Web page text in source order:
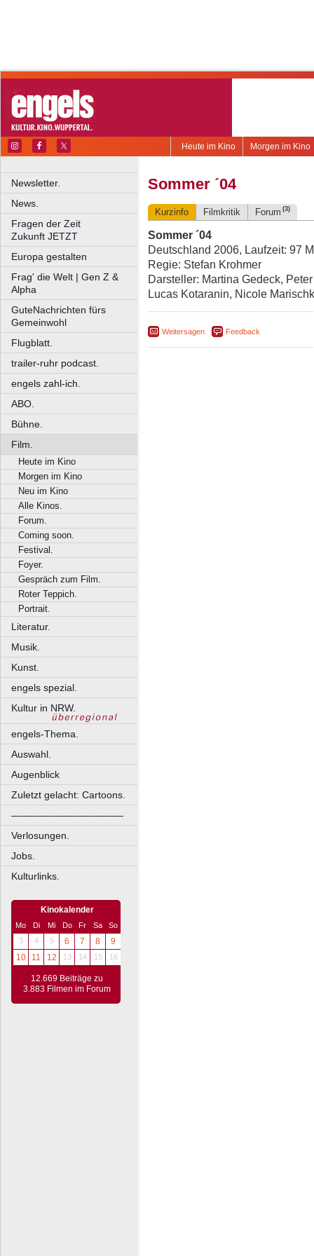
Morgen im Kino
Heute im Kino
Newsletter.
News.
Fragen der Zeit
Zukunft JETZT
Europa gestalten
Frag' die Welt | Gen Z &
Alpha
GuteNachrichten fürs
Gemeinwohl
Flugblatt.
trailer-ruhr podcast.
engels zahl-ich.
ABO.
Bühne.
Film.
Heute im Kino
Morgen im Kino
Neu im Kino
Alle Kinos.
Forum.
Coming soon.
Festival.
Foyer.
Gespräch zum Film.
Roter Teppich.
Portrait.
Literatur.
Musik.
Kunst.
engels spezial.
Kultur in NRW.
engels-Thema.
Auswahl.
Augenblick
Zuletzt gelacht: Cartoons.
––––––––––––––––––––
Verlosungen.
Jobs.
Kulturlinks.
Kinokalender
Mo Di Mi Do Fr Sa
So
3
4 5 6 7 8
9
10
11 12 13 14 15 16
12.669 Beiträge zu
3.883 Filmen im Forum
Sommer ´04
Kurzinfo Filmkritik Forum (3)
Sommer ´04
Deutschland 2006, Laufzeit: 97
Regie: Stefan Krohmer
Darsteller: Martina Gedeck,
Lucas Kotaranin, Nicole
Weitersagen Feedback